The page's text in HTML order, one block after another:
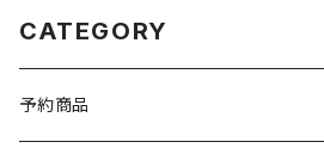
CATEGORY
予約商品